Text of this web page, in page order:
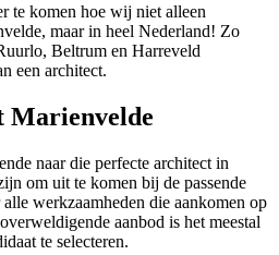
te komen hoe wij niet alleen
maar in heel Nederland! Zo
Beltrum en Harreveld
een architect.
Marienvelde
naar die perfecte architect in
om uit te komen bij de passende
werkzaamheden die aankomen op
aanbod is het meestal
te selecteren.